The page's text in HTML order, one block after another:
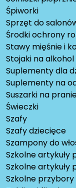
Śpiworki
Sprzęt do
Środki ochrony
Stawy mięśnie i
Stojaki na alkohol
Suplementy dla
Suplementy na
Suszarki na
Świeczki
Szafy
Szafy dziecięce
Szampony do
Szkolne artykuły
Szkolne artykuły
Szkolne